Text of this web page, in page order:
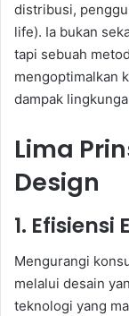
distribusi,
life). Ia bukan
tapi sebuah
mengoptimalkan
dampak
Lima
Design
1. Efisiensi
Mengurangi
melalui desain
teknologi yang